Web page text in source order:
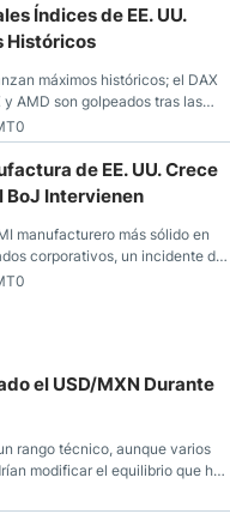
Índices de EE. UU.
Históricos
máximos históricos; el DAX
AMD son golpeados tras las
debajo de los $80 con nuevas
estabilizarse frente al
las tasas caen en EE. UU.
de EE. UU. Crece
BoJ Intervienen
manufacturero más sólido en
corporativos, un incidente de
mercado del petróleo.
el USD/MXN Durante
rango técnico, aunque varios
modificar el equilibrio que ha